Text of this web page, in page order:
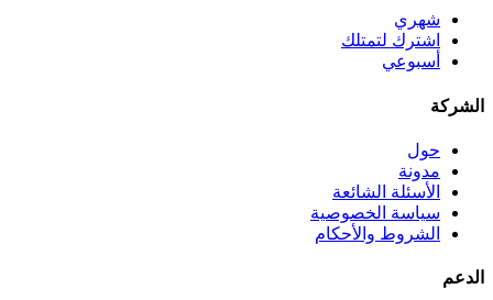
شهري
اشترك لتمتلك
أسبوعي
الشركة
حول
مدونة
الأسئلة الشائعة
سياسة الخصوصية
الشروط والأحكام
الدعم